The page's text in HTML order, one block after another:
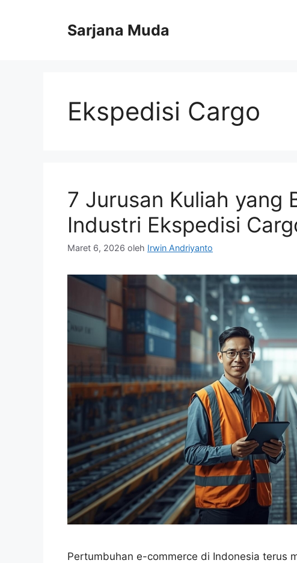
Sarjana Muda
Ekspedisi Cargo
7 Jurusan Kuliah yang
Industri Ekspedisi
Maret 6, 2026 oleh Irwin Andriyanto
Pertumbuhan e-commerce di Indonesia terus